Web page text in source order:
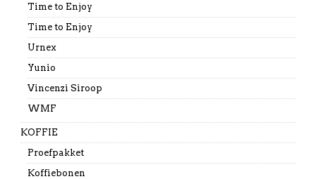
Time to Enjoy
Time to Enjoy
Urnex
Yunio
Vincenzi Siroop
WMF
KOFFIE
Proefpakket
Koffiebonen